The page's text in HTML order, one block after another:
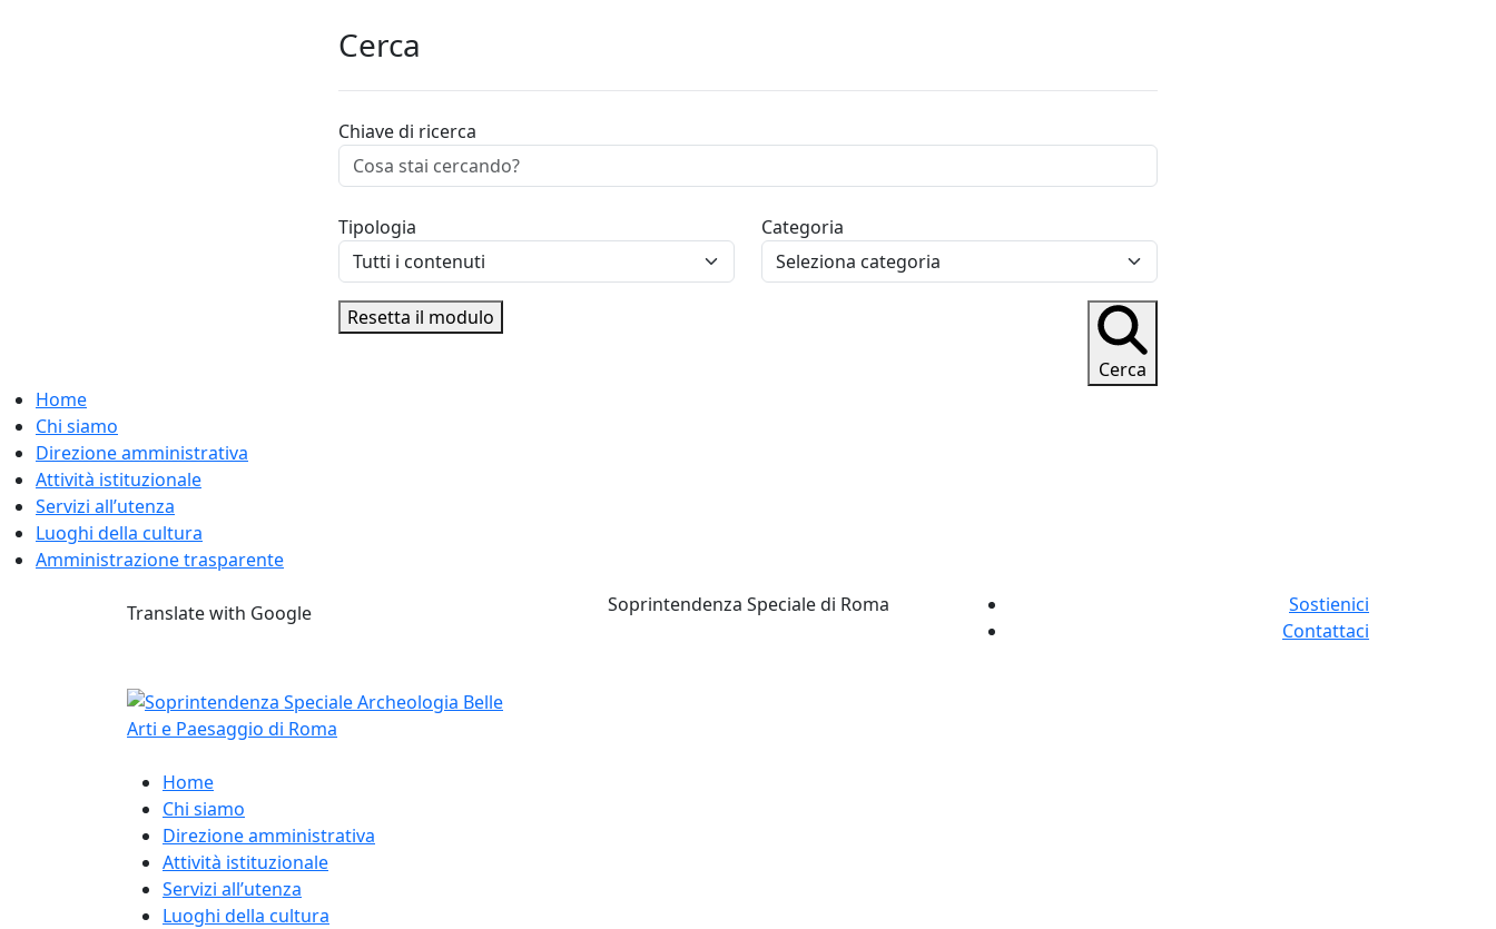
Cerca
Chiave di ricerca
Tipologia Categoria
Resetta il modulo
Cerca
Home
Chi siamo
Direzione amministrativa
Attività istituzionale
Servizi all’utenza
Luoghi della cultura
Amministrazione trasparente
Translate with Google Soprintendenza Speciale di Roma
Sostienici
Contattaci
Home
Chi siamo
Direzione amministrativa
Attività istituzionale
Servizi all’utenza
Luoghi della cultura